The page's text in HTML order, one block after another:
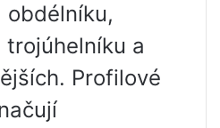
a
Profilové